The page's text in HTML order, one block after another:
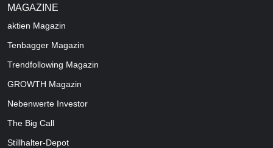
MAGAZINE
aktien Magazin
Tenbagger Magazin
Trendfollowing Magazin
GROWTH Magazin
Nebenwerte Investor
The Big Call
Stillhalter-Depot